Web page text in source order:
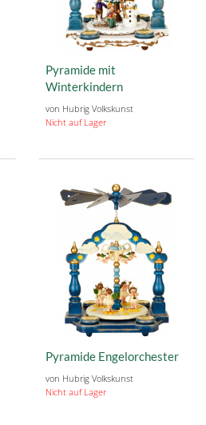
Pyramide mit
Winterkindern
von Hubrig Volkskunst
Nicht auf Lager
Pyramide Engelorchester
von Hubrig Volkskunst
Nicht auf Lager